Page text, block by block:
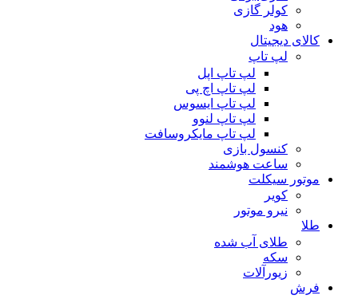
کولر گازی
هود
کالای دیجیتال
لپ تاپ
لپ تاپ اپل
لپ تاپ اچ پی
لپ تاپ ایسوس
لپ تاپ لنوو
لپ تاپ مایکروسافت
کنسول بازی
ساعت هوشمند
موتور سیکلت
کویر
نیرو موتور
طلا
طلای آب شده
سکه
زیورآلات
فرش